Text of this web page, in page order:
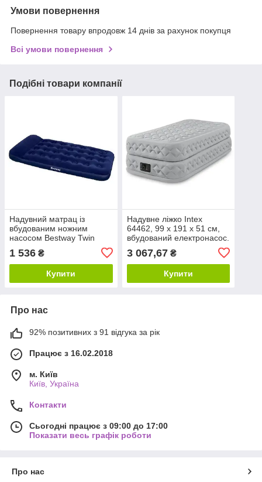
Умови повернення
Повернення товару впродовж 14 днів за рахунок покупця
Всі умови повернення
Подібні товари компанії
Надувний матрац із
вбудованим ножним
насосом Bestway Twin
1 536 ₴
Купити
Надувне ліжко Intex
64462, 99 х 191 х 51 см,
вбудований електронасос.
3 067,67₴
Купити
Про нас
92% позитивних з 91 відгука за рік
Працює з 16.02.2018
м. Київ
Київ, Україна
Контакти
Сьогодні працює з 09:00 до 17:00
Показати весь графік роботи
Про нас